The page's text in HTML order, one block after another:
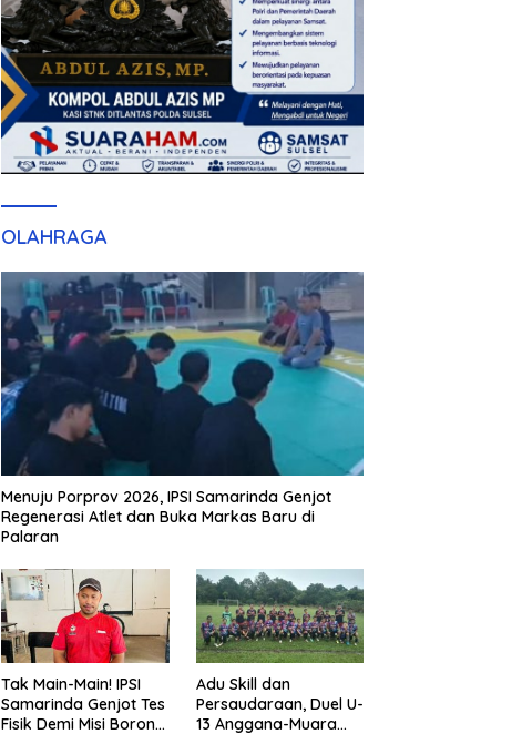
OLAHRAGA
Menuju Porprov 2026, IPSI Samarinda Genjot
Regenerasi Atlet dan Buka Markas Baru di
Palaran
Tak Main-Main! IPSI
Samarinda Genjot Tes
Fisik Demi Misi Borong
Adu Skill dan
Persaudaraan, Duel U-
13 Anggana-Muara